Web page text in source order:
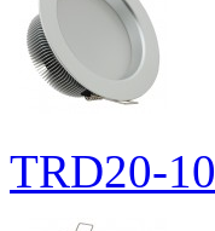
TRD20-10